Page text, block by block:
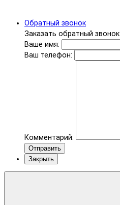
Обратный звонок
Заказать обратный звонок
Ваше имя:
Ваш телефон:
Комментарий:
Отправить
Закрыть